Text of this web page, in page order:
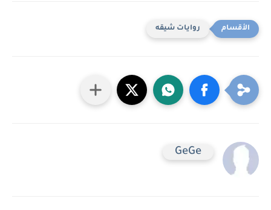
روايات شيقه
GeGe